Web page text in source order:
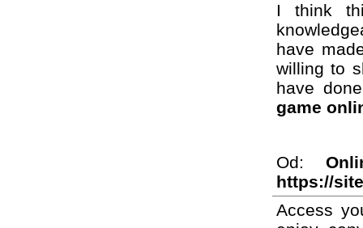
I think
have
willing to
have
game
Od:
https://
Access